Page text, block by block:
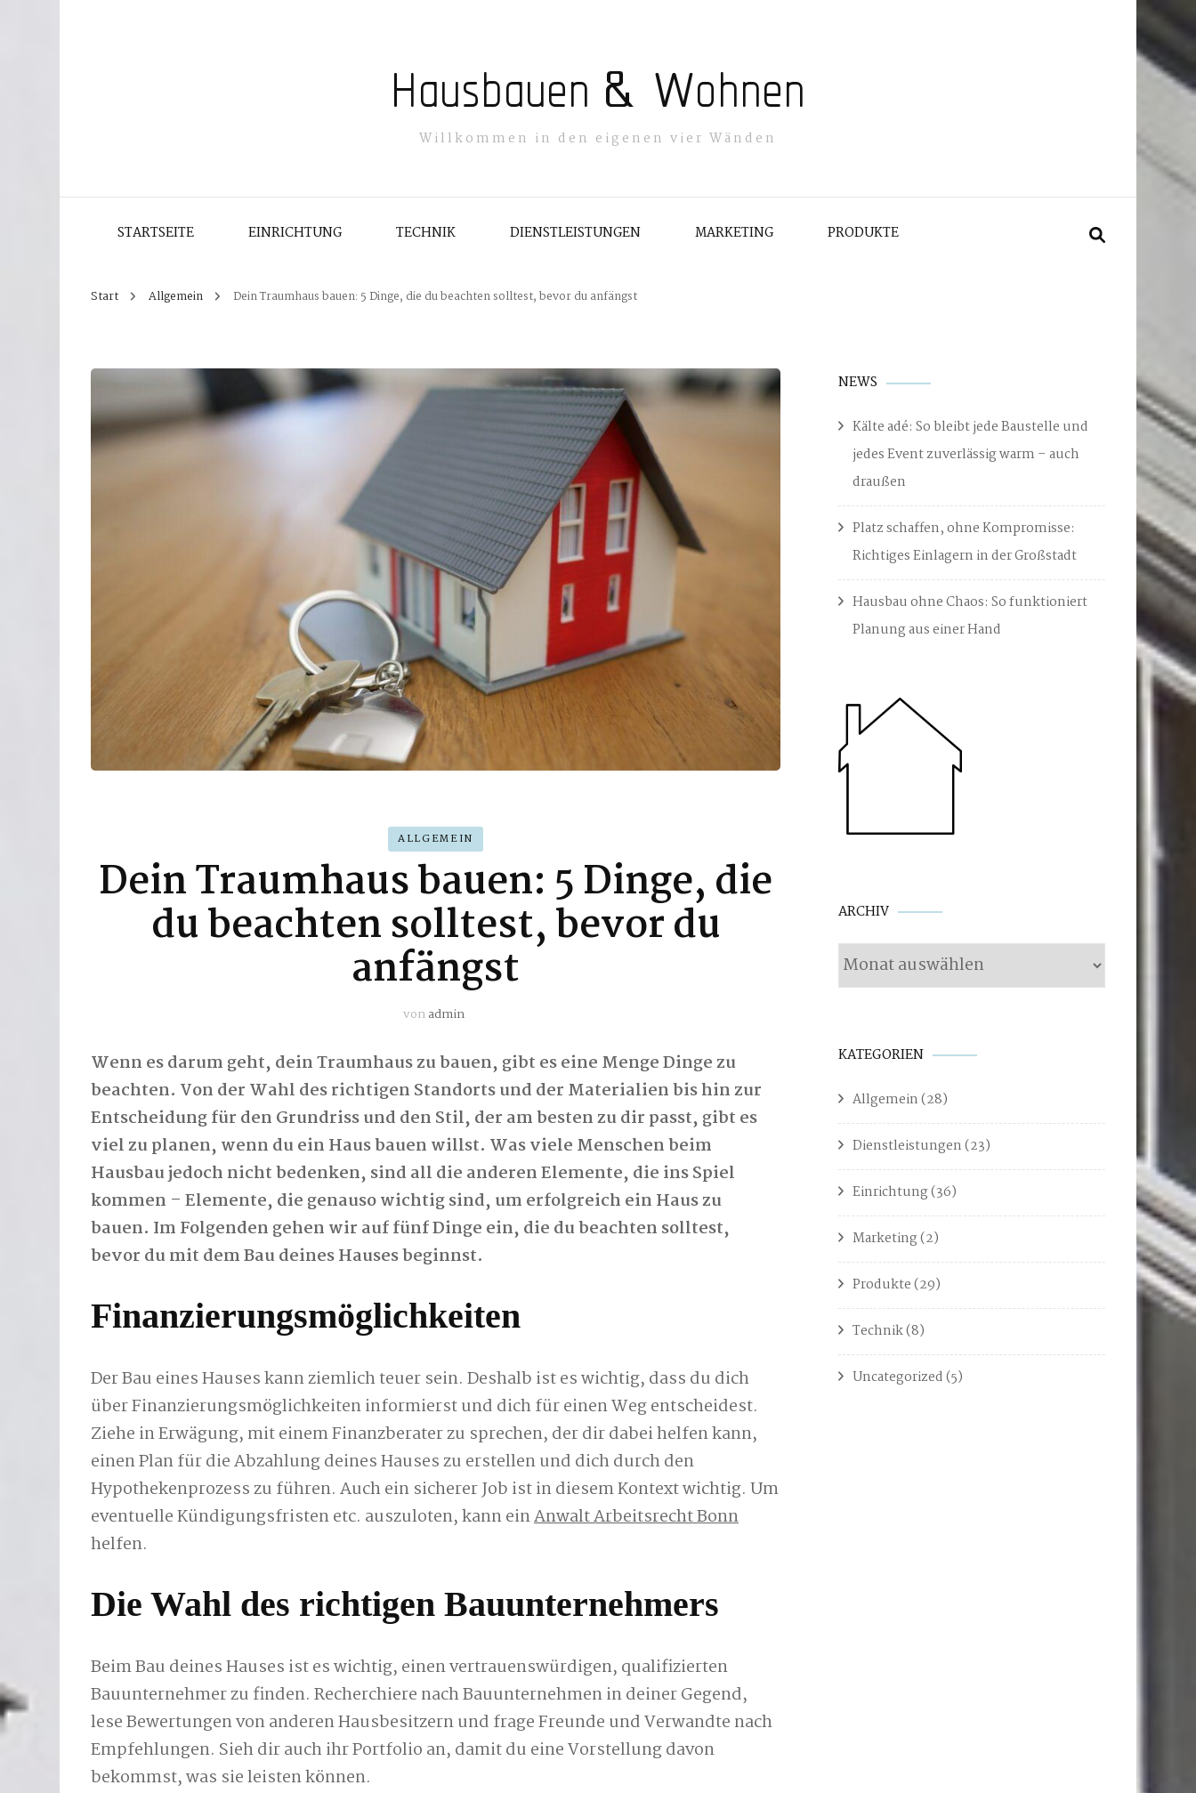
Hausbauen & Wohnen
Willkommen in den eigenen vier Wänden
STARTSEITE EINRICHTUNG TECHNIK DIENSTLEISTUNGEN MARKETING PRODUKTE
Start Allgemein Dein Traumhaus bauen: 5 Dinge, die du beachten solltest, bevor du anfängst
ALLGEMEIN
Dein Traumhaus bauen: 5 Dinge, die
du beachten solltest, bevor du
anfängst
vonadmin
Wenn es darum geht, dein Traumhaus zu bauen, gibt es eine Menge Dinge zu
beachten. Von der Wahl des richtigen Standorts und der Materialien bis hin zur
Entscheidung für den Grundriss und den Stil, der am besten zu dir passt, gibt es
viel zu planen, wenn du ein Haus bauen willst. Was viele Menschen beim
Hausbau jedoch nicht bedenken, sind all die anderen Elemente, die ins Spiel
kommen – Elemente, die genauso wichtig sind, um erfolgreich ein Haus zu
bauen. Im Folgenden gehen wir auf fünf Dinge ein, die du beachten solltest,
bevor du mit dem Bau deines Hauses beginnst.
Finanzierungsmöglichkeiten
Der Bau eines Hauses kann ziemlich teuer sein. Deshalb ist es wichtig, dass du dich
über Finanzierungsmöglichkeiten informierst und dich für einen Weg entscheidest.
Ziehe in Erwägung, mit einem Finanzberater zu sprechen, der dir dabei helfen kann,
einen Plan für die Abzahlung deines Hauses zu erstellen und dich durch den
Hypothekenprozess zu führen. Auch ein sicherer Job ist in diesem Kontext wichtig. Um
eventuelle Kündigungsfristen etc. auszuloten, kann einAnwalt Arbeitsrecht Bonn
helfen.
Die Wahl des richtigen Bauunternehmers
Beim Bau deines Hauses ist es wichtig, einen vertrauenswürdigen, qualifizierten
Bauunternehmer zu finden. Recherchiere nach Bauunternehmen in deiner Gegend,
lese Bewertungen von anderen Hausbesitzern und frage Freunde und Verwandte nach
Empfehlungen. Sieh dir auch ihr Portfolio an, damit du eine Vorstellung davon
bekommst, was sie leisten können.
NEWS
Kälte adé: So bleibt jede Baustelle und
jedes Event zuverlässig warm – auch
draußen
Platz schaffen, ohne Kompromisse:
Richtiges Einlagern in der Großstadt
Hausbau ohne Chaos: So funktioniert
Planung aus einer Hand
ARCHIV Archiv
KATEGORIEN
Allgemein(28)
Dienstleistungen(23)
Einrichtung(36)
Marketing(2)
Produkte(29)
Technik(8)
Uncategorized(5)